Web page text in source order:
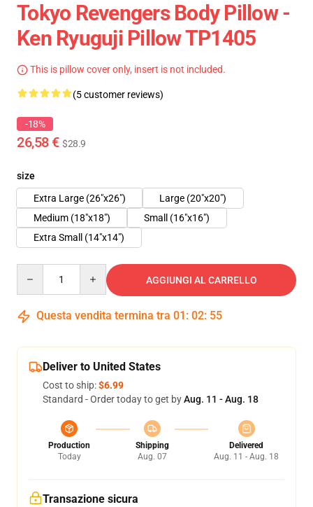
Tokyo Revengers Body Pillow -
Ken Ryuguji Pillow TP1405
This is pillow cover only, insert is not included.
(5 customer reviews)
-18%
26,58 € $28.9
size
Extra Large (26"x26")
Large (20"x20")
Medium (18"x18")
Small (16"x16")
Extra Small (14"x14")
AGGIUNGI AL CARRELLO
Questa vendita termina tra 01 : 02: 54
Deliver to United States
Cost to ship:$6.99
Standard - Order today to get byAug. 11 - Aug. 18
Production
Today
Shipping
Aug. 07
Delivered
Aug. 11 - Aug. 18
Transazione sicura